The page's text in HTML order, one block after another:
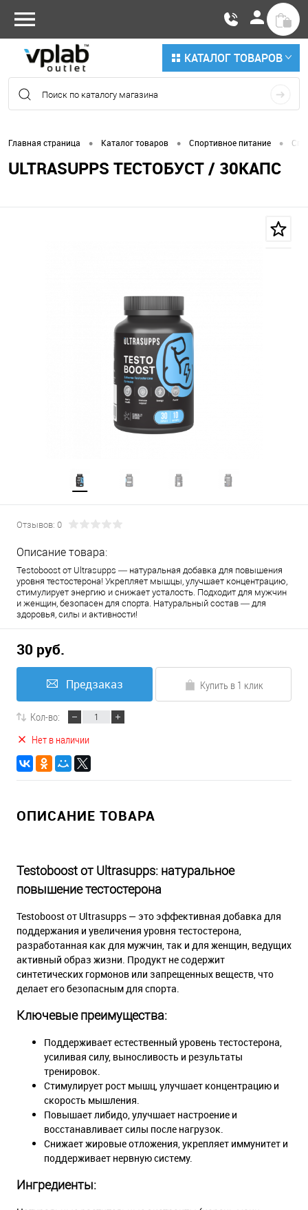
КАТАЛОГ ТОВАРОВ
Главная страница • Каталог товаров • Спортивное питание •
ULTRASUPPS ТЕСТОБУСТ / 30КАПС
Отзывов: 0
Описание товара:
Testoboost от Ultrasupps — натуральная добавка для повышения
уровня тестостерона! Укрепляет мышцы, улучшает концентрацию,
стимулирует энергию и снижает усталость. Подходит для мужчин
и женщин, безопасен для спорта. Натуральный состав — для
здоровья, силы и активности!
30 руб.
Предзаказ Купить в 1 клик
Кол-во:
Нет в наличии
ОПИСАНИЕ ТОВАРА
Testoboost от Ultrasupps: натуральное
повышение тестостерона
Testoboost от Ultrasupps — это эффективная добавка для
поддержания и увеличения уровня тестостерона,
разработанная как для мужчин, так и для женщин, ведущих
активный образ жизни. Продукт не содержит
синтетических гормонов или запрещенных веществ, что
делает его безопасным для спорта.
Ключевые преимущества:
Поддерживает естественный уровень тестостерона,
усиливая силу, выносливость и результаты
тренировок.
Стимулирует рост мышц, улучшает концентрацию и
скорость мышления.
Повышает либидо, улучшает настроение и
восстанавливает силы после нагрузок.
Снижает жировые отложения, укрепляет иммунитет и
поддерживает нервную систему.
Ингредиенты: